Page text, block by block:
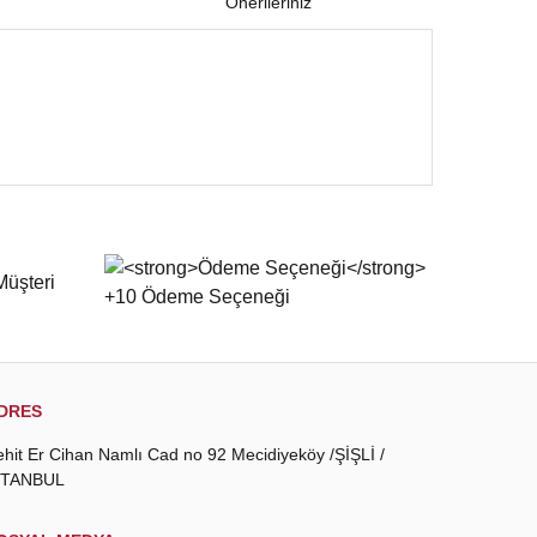
iletebilirsiniz.
Er Cihan Namlı Cad no 92 Mecidiyeköy /ŞİŞLİ /